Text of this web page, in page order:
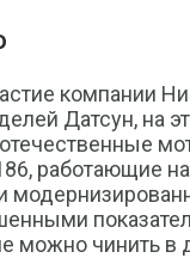
компании
Датсун, на
работающие
можно чинить в